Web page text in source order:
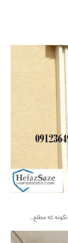
که مطلع…